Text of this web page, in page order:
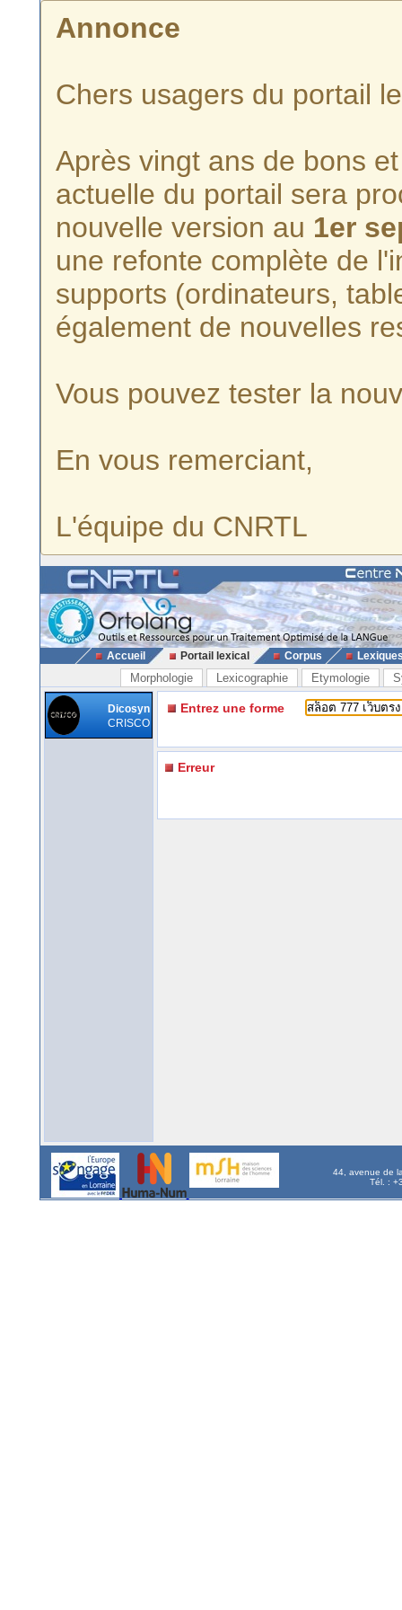
Annonce
Chers usagers du portail
Après vingt ans de bons
actuelle du portail sera
nouvelle version au 1er
une refonte complète de
supports (ordinateurs,
également de nouvelles
Vous pouvez tester la
En vous remerciant,
L'équipe du CNRTL
Accueil Portail lexical Corpus
Morphologie Lexicographie Etymologie
Dicosyn
CRISCO
Entrez une forme
Erreur
44, avenue de
Tél. :